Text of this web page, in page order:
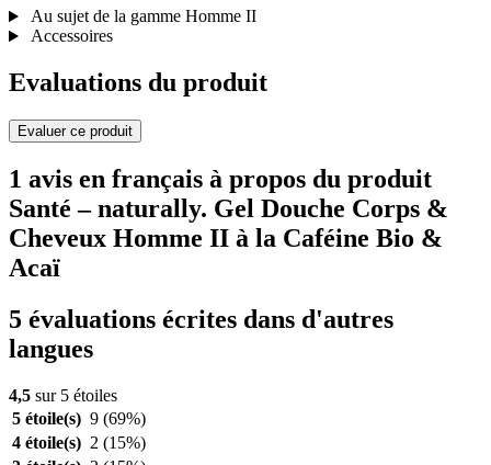
Au sujet de la gamme Homme II
Accessoires
Evaluations du produit
Evaluer ce produit
1 avis en français à propos du produit
Santé – naturally. Gel Douche Corps &
Cheveux Homme II à la Caféine Bio &
Acaï
5 évaluations écrites dans d'autres
langues
4,5 sur 5 étoiles
5 étoile(s) 9 (69%)
4 étoile(s) 2 (15%)